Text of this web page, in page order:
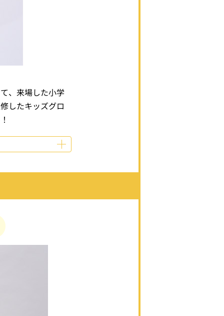
、来場した小学
したキッズグロ